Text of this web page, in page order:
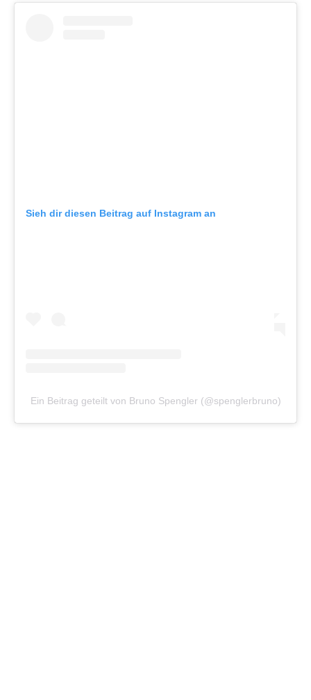
Sieh dir diesen Beitrag auf Instagram an
Ein Beitrag geteilt von Bruno Spengler (@spenglerbruno)